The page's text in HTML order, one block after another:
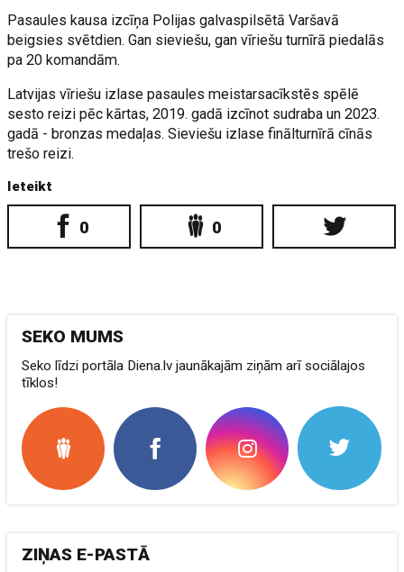
Pasaules kausa izcīņa Polijas galvaspilsētā Varšavā
beigsies svētdien. Gan sieviešu, gan vīriešu turnīrā piedalās
pa 20 komandām.
Latvijas vīriešu izlase pasaules meistarsacīkstēs spēlē
sesto reizi pēc kārtas, 2019. gadā izcīnot sudraba un 2023.
gadā - bronzas medaļas. Sieviešu izlase finālturnīrā cīnās
trešo reizi.
Ieteikt
0 0
SEKO MUMS
Seko līdzi portāla Diena.lv jaunākajām ziņām arī sociālajos
tīklos!
ZIŅAS E-PASTĀ